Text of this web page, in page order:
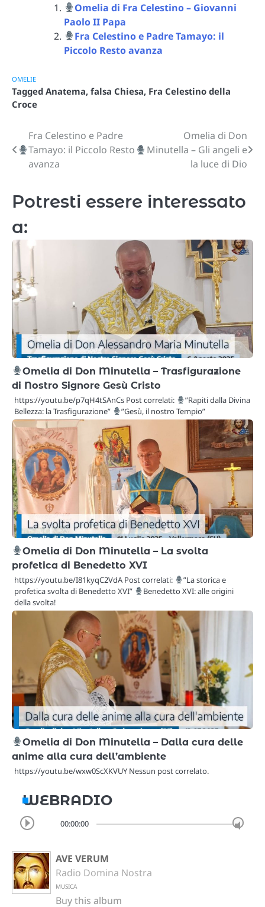
Omelia di Fra Celestino – Giovanni
Paolo II Papa
Fra Celestino e Padre Tamayo: il
Piccolo Resto avanza
OMELIE
Tagged Anatema, falsa Chiesa, Fra Celestino della
Croce
Navigazione
articoli
Fra Celestino e Padre
Tamayo: il Piccolo Resto
avanza
Omelia di Don
Minutella – Gli angeli e
la luce di Dio
Potresti essere interessato
a:
Omelia di Don Minutella – Trasfigurazione
di Nostro Signore Gesù Cristo
https://youtu.be/p7qH4tSAnCs Post correlati:
”Rapiti dalla Divina
Bellezza: la Trasfigurazione”
”Gesù, il nostro Tempio”
Omelia di Don Minutella – La svolta
profetica di Benedetto XVI
https://youtu.be/I81kyqC2VdA Post correlati:
”La storica e
profetica svolta di Benedetto XVI”
Benedetto XVI: alle origini
della svolta!
Omelia di Don Minutella – Dalla cura delle
anime alla cura dell’ambiente
https://youtu.be/wxw0ScXKVUY Nessun post correlato.
WEBRADIO
00:00:00
AVE VERUM
Radio Domina Nostra
MUSICA
Buy this album